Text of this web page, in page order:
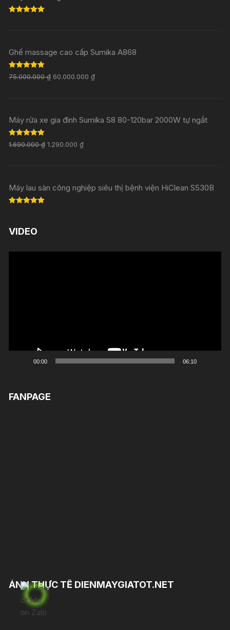
Ghế massage cao cấp Sumika A868
Rated5.00
out of 5
75.000.000₫ 60.000.000₫
Máy rửa xe gia đình Sumika S8 80-120bar 2000W tự ngắt
Rated 5.00
out of 5
1.690.000₫ 1.290.000₫
Máy lau sàn công nghiệp siêu thị bệnh viện HiClean S530B
VIDEO
00:00 06:10
FANPAGE
ẢNH THỰC TẾ DIENMAYGIATOT.NET